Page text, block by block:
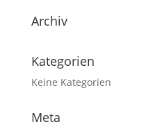
Archiv
Kategorien
Keine Kategorien
Meta